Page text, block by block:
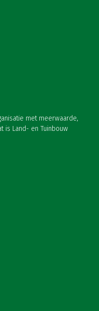
met meerwaarde,
is Land- en Tuinbouw